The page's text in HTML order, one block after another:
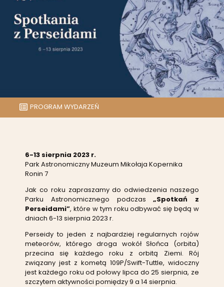
PROGRAM WYDARZEŃ
6-13 sierpnia 2023 r.
Park Astronomiczny Muzeum Mikołaja Kopernika
Ronin 7
Jak co roku zapraszamy do odwiedzenia naszego
Parku Astronomicznego podczas„Spotkań z
Perseidami”, które w tym roku odbywać się będą w
dniach 6-13 sierpnia 2023 r.
Perseidy to jeden z najbardziej regularnych rojów
meteorów, którego droga wokół Słońca (orbita)
przecina się każdego roku z orbitą Ziemi. Rój
związany jest z kometą 109P/Swift-Tuttle, widoczny
jest każdego roku od połowy lipca do 25 sierpnia, ze
szczytem aktywności pomiędzy 9 a 14 sierpnia.